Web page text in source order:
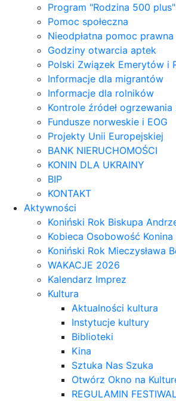
Program "Rodzina 500 plus"
Pomoc społeczna
Nieodpłatna pomoc prawna
Godziny otwarcia aptek
Polski Związek Emerytów i
Informacje dla migrantów
Informacje dla rolników
Kontrole źródeł ogrzewania
Fundusze norweskie i EOG
Projekty Unii Europejskiej
BANK NIERUCHOMOŚCI
KONIN DLA UKRAINY
BIP
KONTAKT
Aktywności
Koniński Rok Biskupa
Kobieca Osobowość
Koniński Rok Mieczysława
WAKACJE 2026
Kalendarz Imprez
Kultura
Aktualności kultura
Instytucje kultury
Biblioteki
Kina
Sztuka Nas Szuka
Otwórz Okno na
REGULAMIN